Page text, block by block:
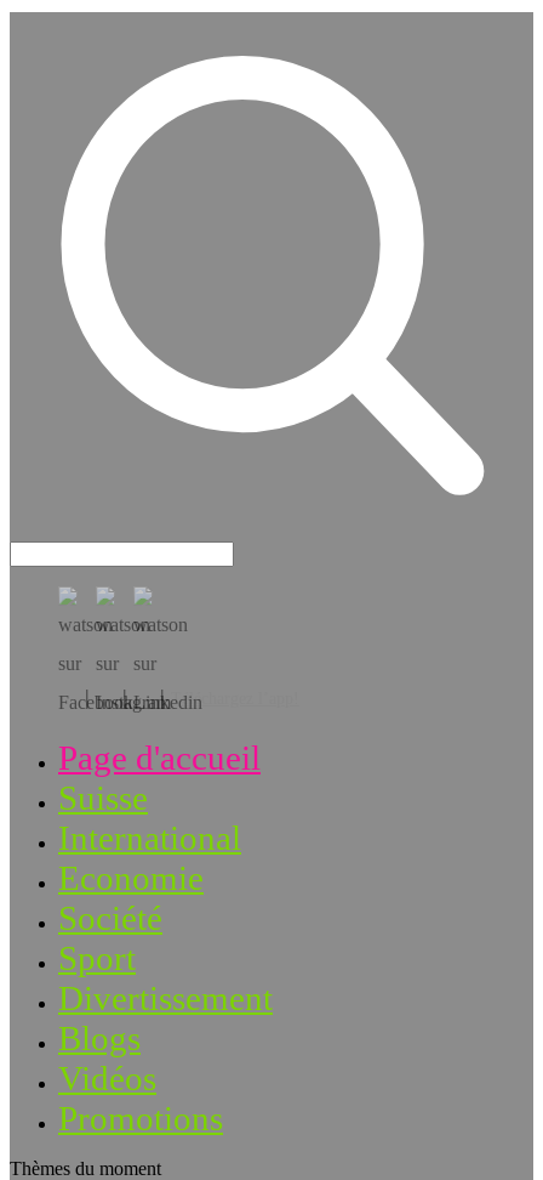
Téléchargez l’app!
Page d'accueil
Suisse
International
Economie
Société
Sport
Divertissement
Blogs
Vidéos
Promotions
Thèmes du moment